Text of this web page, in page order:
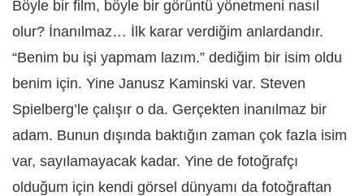
Böyle bir film, böyle bir görüntü yönetmeni nasıl
olur? İnanılmaz… İlk karar verdiğim anlardandır.
“Benim bu işi yapmam lazım.” dediğim bir isim oldu
benim için. Yine Janusz Kaminski var. Steven
Spielberg’le çalışır o da. Gerçekten inanılmaz bir
adam. Bunun dışında baktığın zaman çok fazla isim
var, sayılamayacak kadar. Yine de fotoğrafçı
olduğum için kendi görsel dünyamı da fotoğraftan